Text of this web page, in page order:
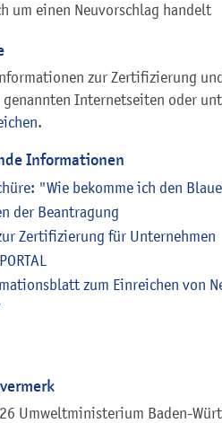
um einen Neuvorschlag handelt
zur Zertifizierung
genannten Internetseiten oder
.
Informationen
"Wie bekomme ich den
der Beantragung
Zertifizierung für Unternehmen
zum Einreichen von
Umweltministerium Baden-